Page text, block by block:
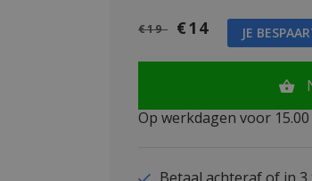
€19 €14 JE
Op werkdagen voor